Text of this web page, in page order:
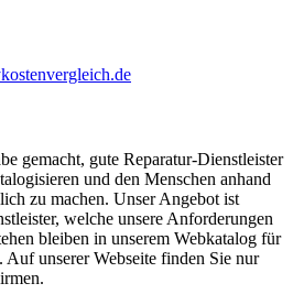
gemacht, gute Reparatur-Dienstleister
und den Menschen anhand
zu machen. Unser Angebot ist
welche unsere Anforderungen
bleiben in unserem Webkatalog für
Auf unserer Webseite finden Sie nur